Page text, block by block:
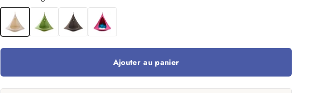
Beige
Vert Marron Rose
Ajouter au panier